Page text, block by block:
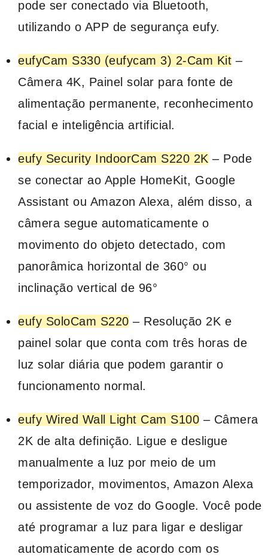
pode ser conectado via Bluetooth,
utilizando o APP de segurança eufy.
eufyCam S330 (eufycam 3) 2-Cam Kit –
Câmera 4K, Painel solar para fonte de
alimentação permanente, reconhecimento
facial e inteligência artificial.
eufy Security IndoorCam S220 2K – Pode
se conectar ao Apple HomeKit, Google
Assistant ou Amazon Alexa, além disso, a
câmera segue automaticamente o
movimento do objeto detectado, com
panorâmica horizontal de 360° ou
inclinação vertical de 96°
eufy SoloCam S220 – Resolução 2K e
painel solar que conta com três horas de
luz solar diária que podem garantir o
funcionamento normal.
eufy Wired Wall Light Cam S100 – Câmera
2K de alta definição. Ligue e desligue
manualmente a luz por meio de um
temporizador, movimentos, Amazon Alexa
ou assistente de voz do Google. Você pode
até programar a luz para ligar e desligar
automaticamente de acordo com os